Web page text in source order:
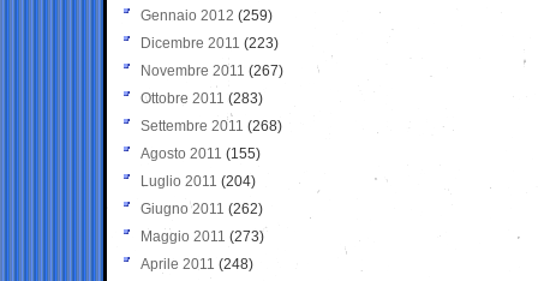
Gennaio 2012 (259)
Dicembre 2011 (223)
Novembre 2011 (267)
Ottobre 2011 (283)
Settembre 2011 (268)
Agosto 2011 (155)
Luglio 2011 (204)
Giugno 2011 (262)
Maggio 2011 (273)
Aprile 2011 (248)